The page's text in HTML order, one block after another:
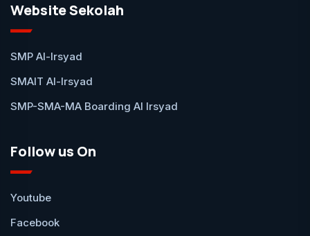
Website Sekolah
SMP Al-Irsyad
SMAIT Al-Irsyad
SMP-SMA-MA Boarding Al Irsyad
Follow us On
Youtube
Facebook